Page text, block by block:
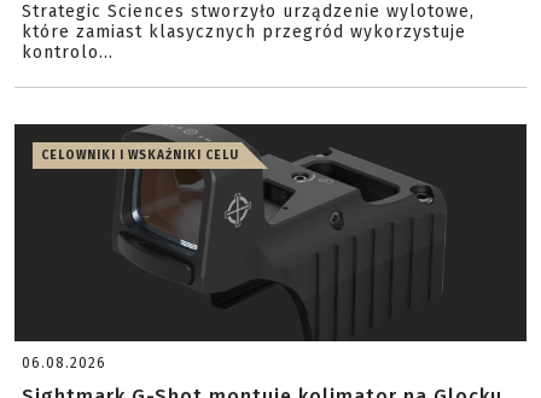
Strategic Sciences stworzyło urządzenie wylotowe,
które zamiast klasycznych przegród wykorzystuje
kontrolo...
CELOWNIKI I WSKAŹNIKI CELU
06.08.2026